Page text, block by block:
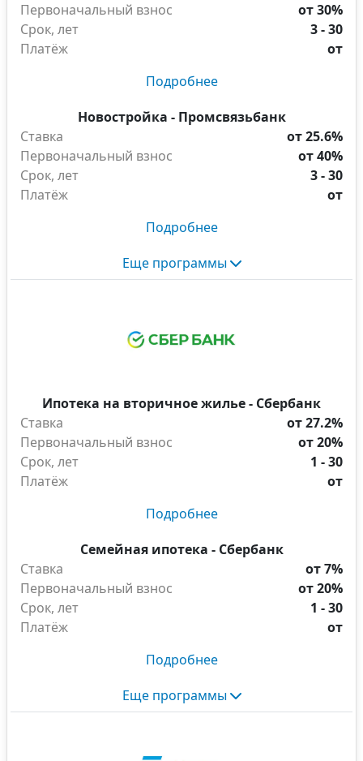
Первоначальный взнос
от 30%
Срок, лет
3 - 30
Платёж
от
Подробнее
Новостройка - Промсвязьбанк
Ставка
от 25.6%
Первоначальный взнос
от 40%
Срок, лет
3 - 30
Платёж
от
Подробнее
Еще программы
Ипотека на вторичное жилье - Сбербанк
Ставка
от 27.2%
Первоначальный взнос
от 20%
Срок, лет
1 - 30
Платёж
от
Подробнее
Семейная ипотека - Сбербанк
Ставка
от 7%
Первоначальный взнос
от 20%
Срок, лет
1 - 30
Платёж
от
Подробнее
Еще программы